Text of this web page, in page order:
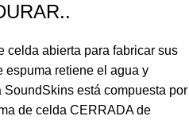
celda abierta para fabricar sus
espuma retiene el agua y
está compuesta por
de celda CERRADA de